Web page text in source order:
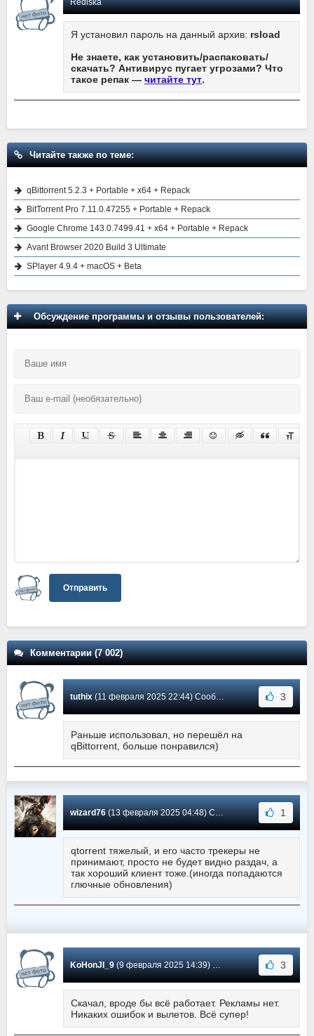
Rediska
Я установил пароль на данный архив: rsload
Не знаете, как установить/распаковать/
скачать? Антивирус пугает угрозами? Что
такое репак — читайте тут.
Читайте также по теме:
qBittorrent 5.2.3 + Portable + x64 + Repack
BitTorrent Pro 7.11.0.47255 + Portable + Repack
Google Chrome 143.0.7499.41 + x64 + Portable + Repack
Avant Browser 2020 Build 3 Ultimate
SPlayer 4.9.4 + macOS + Beta
Обсуждение программы и отзывы пользователей:
Отправить
Комментарии (7 002)
tuthix(11 февраля 2025 22:44) Сообщение #6179 3
Раньше использовал, но перешёл на
qBittorrent, больше понравился)
wizard76(13 февраля 2025 04:48) Сообщение #6178 1
qtorrent тяжелый, и его часто трекеры не
принимают, просто не будет видно раздач, а
так хороший клиент тоже.(иногда попадаются
глючные обновления)
KoHonJI_9(9 февраля 2025 14:39) Сообщение #6177 3
Скачал, вроде бы всё работает. Рекламы нет.
Никаких ошибок и вылетов. Всё супер!